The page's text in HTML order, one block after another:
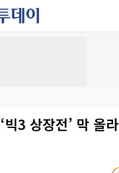
3 상장전’ 막 올라